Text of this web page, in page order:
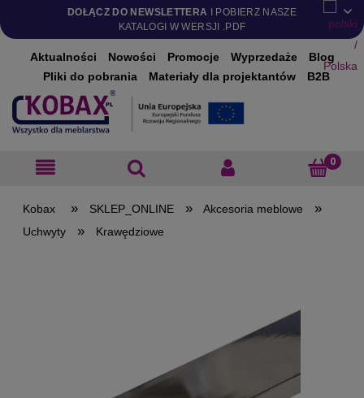
DOŁĄCZ DO NEWSLETTERA I POBIERZ NASZE
KATALOGI W WERSJI .PDF
Aktualności Nowości Promocje Wyprzedaże
Blog
Pliki do pobrania
Materiały dla projektantów B2B
» SKLEP_ONLINE » Akcesoria meblowe »
Uchwyty » Krawędziowe